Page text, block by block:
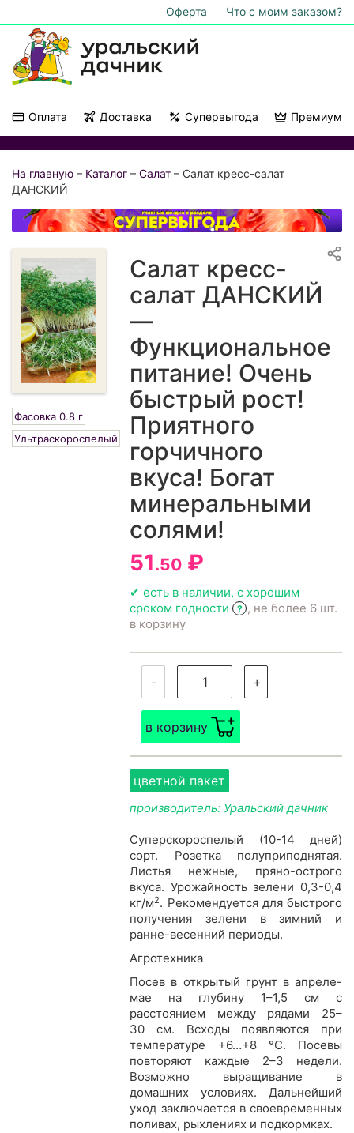
Оферта Что с моим заказом?
Оплата Доставка Супервыгода Премиум
На главную – Каталог – Салат – Салат кресс-салат
ДАНСКИЙ
Фасовка 0.8 г
Ультраскороспелый
Салат кресс-
салат ДАНСКИЙ
—
Функциональное
питание! Очень
быстрый рост!
Приятного
горчичного
вкуса! Богат
минеральными
солями!
51.50 ₽
✔ есть в наличии, с хорошим
сроком годности ? , не более 6 шт.
в корзину
- +
в корзину
цветной пакет
производитель: Уральский дачник
Суперскороспелый (10-14 дней)
сорт. Розетка полуприподнятая.
Листья нежные, пряно-острого
вкуса. Урожайность зелени 0,3-0,4
кг/м2. Рекомендуется для быстрого
получения зелени в зимний и
ранне-весенний периоды.
Агротехника
Посев в открытый грунт в апреле-
мае на глубину 1–1,5 см с
расстоянием между рядами 25–
30 см. Всходы появляются при
температуре +6…+8 °С. Посевы
повторяют каждые 2–3 недели.
Возможно выращивание в
домашних условиях. Дальнейший
уход заключается в своевременных
поливах, рыхлениях и подкормках.